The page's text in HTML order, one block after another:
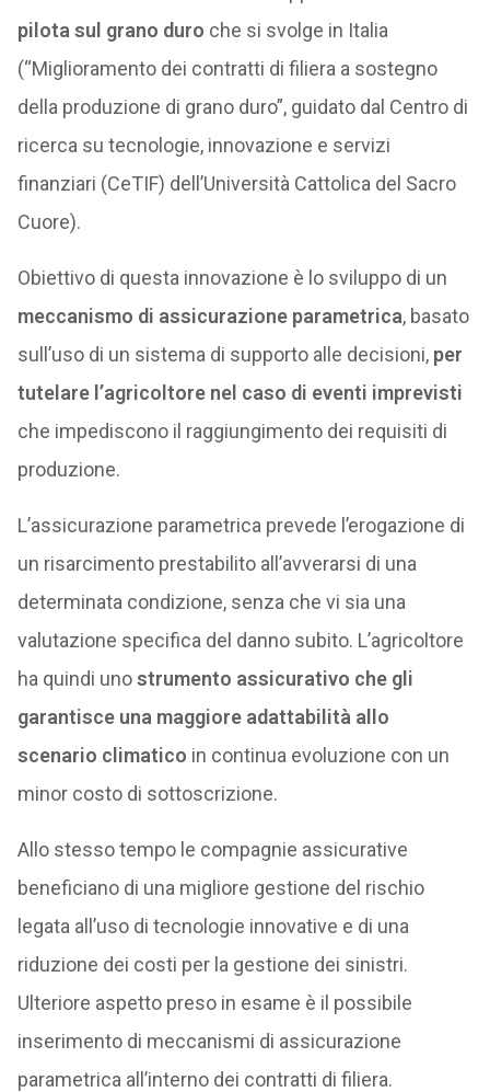
pilota sul grano duro che si svolge in Italia
(“Miglioramento dei contratti di filiera a sostegno
della produzione di grano duro”, guidato dal Centro di
ricerca su tecnologie, innovazione e servizi
finanziari (CeTIF) dell’Università Cattolica del Sacro
Cuore).
Obiettivo di questa innovazione è lo sviluppo di un
meccanismo di assicurazione parametrica, basato
sull’uso di un sistema di supporto alle decisioni, per
tutelare l’agricoltore nel caso di eventi imprevisti
che impediscono il raggiungimento dei requisiti di
produzione.
L’assicurazione parametrica prevede l’erogazione di
un risarcimento prestabilito all’avverarsi di una
determinata condizione, senza che vi sia una
valutazione specifica del danno subito. L’agricoltore
ha quindi unostrumento assicurativo che gli
garantisce una maggiore adattabilità allo
scenario climatico in continua evoluzione con un
minor costo di sottoscrizione.
Allo stesso tempo le compagnie assicurative
beneficiano di una migliore gestione del rischio
legata all’uso di tecnologie innovative e di una
riduzione dei costi per la gestione dei sinistri.
Ulteriore aspetto preso in esame è il possibile
inserimento di meccanismi di assicurazione
parametrica all’interno dei contratti di filiera.